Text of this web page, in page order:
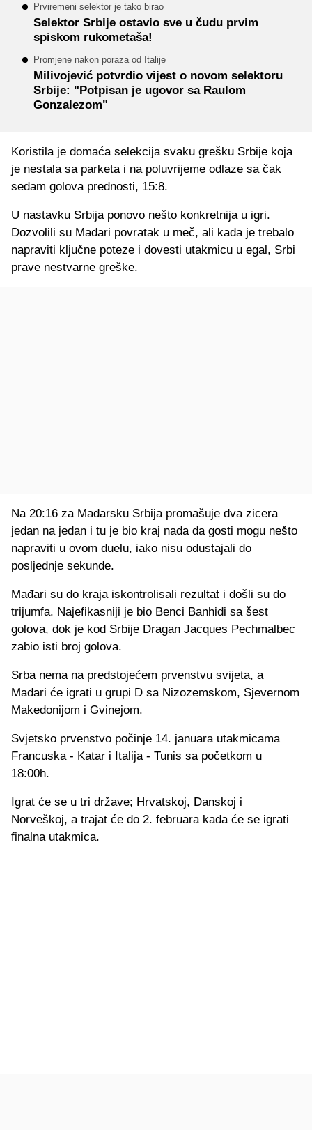
Prviremeni selektor je tako birao
Selektor Srbije ostavio sve u čudu prvim
spiskom rukometaša!
Promjene nakon poraza od Italije
Milivojević potvrdio vijest o novom selektoru
Srbije: "Potpisan je ugovor sa Raulom
Gonzalezom"
Koristila je domaća selekcija svaku grešku Srbije koja
je nestala sa parketa i na poluvrijeme odlaze sa čak
sedam golova prednosti, 15:8.
U nastavku Srbija ponovo nešto konkretnija u igri.
Dozvolili su Mađari povratak u meč, ali kada je trebalo
napraviti ključne poteze i dovesti utakmicu u egal, Srbi
prave nestvarne greške.
Na 20:16 za Mađarsku Srbija promašuje dva zicera
jedan na jedan i tu je bio kraj nada da gosti mogu nešto
napraviti u ovom duelu, iako nisu odustajali do
posljednje sekunde.
Mađari su do kraja iskontrolisali rezultat i došli su do
trijumfa. Najefikasniji je bio Benci Banhidi sa šest
golova, dok je kod Srbije Dragan Jacques Pechmalbec
zabio isti broj golova.
Srba nema na predstojećem prvenstvu svijeta, a
Mađari će igrati u grupi D sa Nizozemskom, Sjevernom
Makedonijom i Gvinejom.
Svjetsko prvenstvo počinje 14. januara utakmicama
Francuska - Katar i Italija - Tunis sa početkom u
18:00h.
Igrat će se u tri države; Hrvatskoj, Danskoj i
Norveškoj, a trajat će do 2. februara kada će se igrati
finalna utakmica.